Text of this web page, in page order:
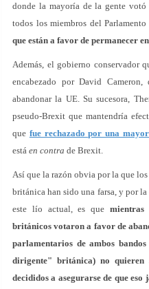
donde la mayoría de la gente votó
todos los miembros del Parlamento
que están a favor de permanecer
Además, el gobierno conservador
encabezado por David
abandonar la UE. Su sucesora,
pseudo-Brexit que mantendría
que fue rechazado por una
está en contra de Brexit.
Así que la razón obvia por la que
británica han sido una farsa, y por
este lío actual, es que
británicos votaron a favor de
parlamentarios de ambos
dirigente" británica) no
decididos a asegurarse de que eso